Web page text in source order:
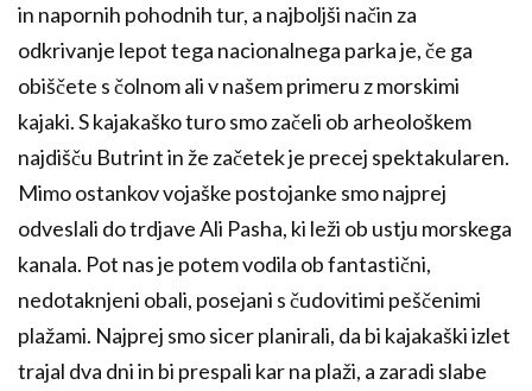
in napornih pohodnih tur, a najboljši način za
odkrivanje lepot tega nacionalnega parka je, če ga
obiščete s čolnom ali v našem primeru z morskimi
kajaki. S kajakaško turo smo začeli ob arheološkem
najdišču Butrint in že začetek je precej spektakularen.
Mimo ostankov vojaške postojanke smo najprej
odveslali do trdjave Ali Pasha, ki leži ob ustju morskega
kanala. Pot nas je potem vodila ob fantastični,
nedotaknjeni obali, posejani s čudovitimi peščenimi
plažami. Najprej smo sicer planirali, da bi kajakaški izlet
trajal dva dni in bi prespali kar na plaži, a zaradi slabe